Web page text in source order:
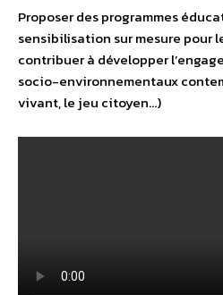
Proposer des programmes
sensibilisation sur mesure pour
contribuer à développer
socio-environnementaux
vivant, le jeu citoyen…)